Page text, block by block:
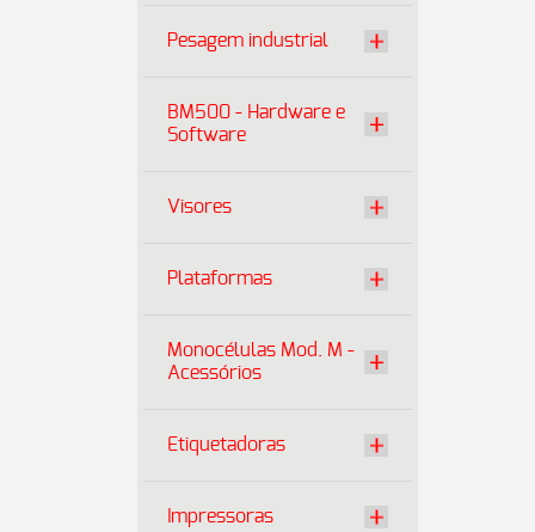
Pesagem industrial
BM500 - Hardware e
Software
Visores
Plataformas
Monocélulas Mod. M -
Acessórios
Etiquetadoras
Impressoras